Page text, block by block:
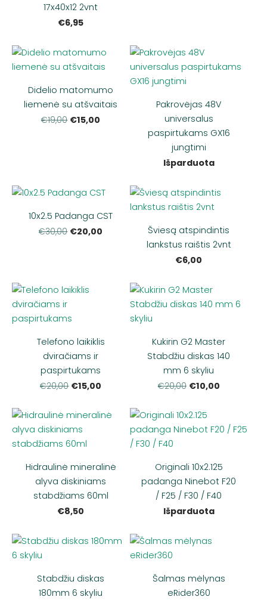
17x40x12 2vnt
€6,95
Didelio matomumo
liemenė su atšvaitais
€19,00 €15,00
Pakrovėjas 48V
universalus
paspirtukams GX16
jungtimi
Išparduota
10x2.5 Padanga CST
€30,00 €20,00
Šviesą atspindintis
lankstus raištis 2vnt
€6,00
Telefono laikiklis
dviračiams ir
paspirtukams
€20,00 €15,00
Kukirin G2 Master
Stabdžiu diskas 140
mm 6 skyliu
€20,00 €10,00
Hidraulinė mineralinė
alyva diskiniams
stabdžiams 60ml
€8,50
Originali 10x2.125
padanga Ninebot F20
/ F25 / F30 / F40
Išparduota
Stabdžiu diskas
180mm 6 skyliu
Šalmas mėlynas
eRider360